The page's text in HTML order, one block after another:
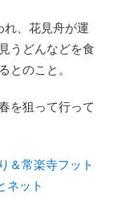
れ、花見舟が運
うどんなどを食
とのこと。
を狙って行って
＆常楽寺フット
ット